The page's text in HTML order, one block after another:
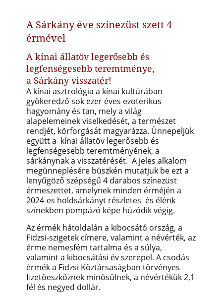
A Sárkány éve színezüst szett 4
érmével
A kínai állatöv legerősebb és
legfenségesebb teremtménye,
a Sárkány visszatér!
A kínai asztrológia a kínai kultúrában
gyökeredző sok ezer éves ezoterikus
hagyomány és tan, mely a világ
alapelemeinek viselkedését, a természet
rendjét, körforgását magyarázza. Ünnepeljük
együtt a kínai állatöv legerősebb és
legfenségesebb teremtményének, a
sárkánynak a visszatérését. A jeles alkalom
megünneplésére büszkén mutatjuk be ezt a
lenyűgöző szépségű 4 darabos színezüst
érmeszettet, amelynek minden érméjén a
2024-es holdsárkányt részletes és élénk
színekben pompázó képe húzódik végig.
Az érmék hátoldalán a kibocsátó ország, a
Fidzsi-szigetek címere, valamint a névérték, az
érme nemesfém tartalma és a súlya,
valamint a kibocsátási év szerepel. A csodás
érmék a Fidzsi Köztársaságban törvényes
fizetőeszköznek minősülnek, a névértékük 2,1
fél és negyed dollár.